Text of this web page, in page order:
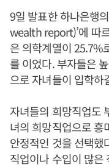
9일 발표한 하나은행
wealth report)’에 따
은 의학계열이 25.7%
를 이었다. 부자들은
으로 자녀들이 입학하
자녀들의 희망직업도
녀의 희망직업으로 흥
안정적인 것을 선택
직업이나 수입이 많은